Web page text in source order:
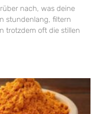
nach, was deine
stundenlang, filtern
trotzdem oft die stillen